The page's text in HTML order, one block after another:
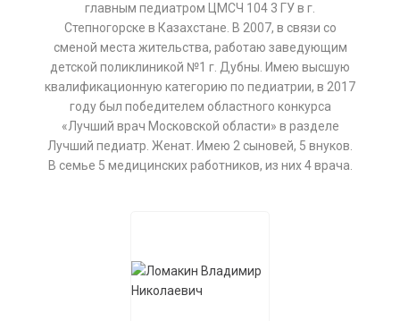
главным педиатром ЦМСЧ 104 3 ГУ в г.
Степногорске в Казахстане. В 2007, в связи со
сменой места жительства, работаю заведующим
детской поликлиникой №1 г. Дубны. Имею высшую
квалификационную категорию по педиатрии, в 2017
году был победителем областного конкурса
«Лучший врач Московской области» в разделе
Лучший педиатр. Женат. Имею 2 сыновей, 5 внуков.
В семье 5 медицинских работников, из них 4 врача.